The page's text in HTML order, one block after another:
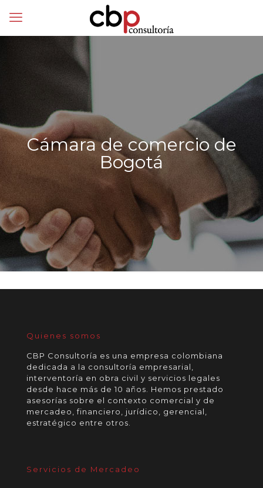
Cámara de comercio de
Bogotá
Quienes somos
CBP Consultoría es una empresa colombiana
dedicada a la consultoría empresarial,
interventoría en obra civil y servicios legales
desde hace más de 10 años. Hemos prestado
asesorías sobre el contexto comercial y de
mercadeo, financiero, jurídico, gerencial,
estratégico entre otros.
Servicios de Mercadeo